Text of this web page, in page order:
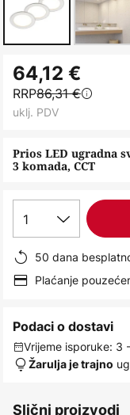
to
the
beginning
the
images
gallery
Prios LED ugradna
3 komada, CCT
64,12 €
RRP86,31 €
uklj. PDV
1
50 dana
Plaćanje
Podaci o dostavi
Vrijeme isporuke: 3
Žarulja je trajno
Slični proizvodi